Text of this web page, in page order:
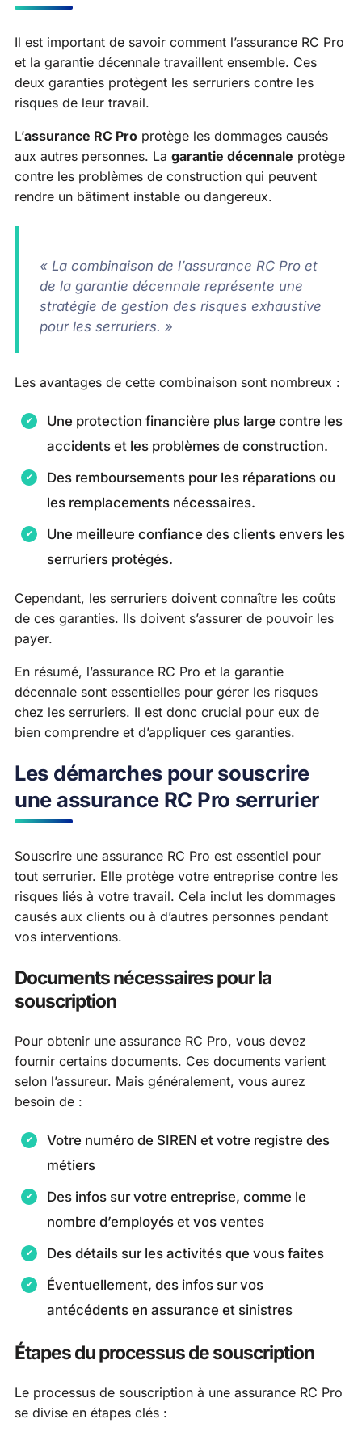
Il est important de savoir comment l’assurance RC Pro
et la garantie décennale travaillent ensemble. Ces
deux garanties protègent les serruriers contre les
risques de leur travail.
L’assurance RC Pro protège les dommages causés
aux autres personnes. La garantie décennale protège
contre les problèmes de construction qui peuvent
rendre un bâtiment instable ou dangereux.
« La combinaison de l’assurance RC Pro et
de la garantie décennale représente une
stratégie de gestion des risques exhaustive
pour les serruriers. »
Les avantages de cette combinaison sont nombreux :
Une protection financière plus large contre les
accidents et les problèmes de construction.
Des remboursements pour les réparations ou
les remplacements nécessaires.
Une meilleure confiance des clients envers les
serruriers protégés.
Cependant, les serruriers doivent connaître les coûts
de ces garanties. Ils doivent s’assurer de pouvoir les
payer.
En résumé, l’assurance RC Pro et la garantie
décennale sont essentielles pour gérer les risques
chez les serruriers. Il est donc crucial pour eux de
bien comprendre et d’appliquer ces garanties.
Les démarches pour souscrire
une assurance RC Pro serrurier
Souscrire une assurance RC Pro est essentiel pour
tout serrurier. Elle protège votre entreprise contre les
risques liés à votre travail. Cela inclut les dommages
causés aux clients ou à d’autres personnes pendant
vos interventions.
Documents nécessaires pour la
souscription
Pour obtenir une assurance RC Pro, vous devez
fournir certains documents. Ces documents varient
selon l’assureur. Mais généralement, vous aurez
besoin de :
Votre numéro de SIREN et votre registre des
métiers
Des infos sur votre entreprise, comme le
nombre d’employés et vos ventes
Des détails sur les activités que vous faites
Éventuellement, des infos sur vos
antécédents en assurance et sinistres
Étapes du processus de souscription
Le processus de souscription à une assurance RC Pro
se divise en étapes clés :